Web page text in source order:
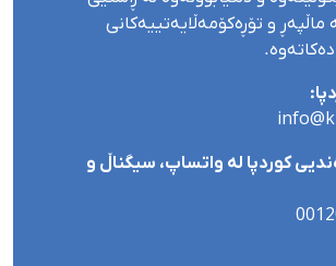
ماڵپەڕ و تۆڕەکۆمەڵایەتییەکانی
کوردپا لە واتساپ، سیگناڵ و